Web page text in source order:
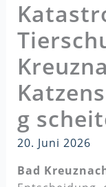
g
20. Juni 2026
Bad